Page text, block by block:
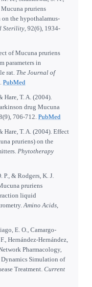
Mucuna pruriens
the hypothalamus-
Sterility , 92(6), 1934-
of Mucuna pruriens
parameters in
rat. The Journal of
PubMed
Hare, T. A. (2004).
drug Mucuna
706-712. PubMed
Hare, T. A. (2004). Effect
pruriens) on the
Phytotherapy
& Rodgers, K. J.
pruriens
liquid
Amino Acids
E. O., Camargo-
Hernández-Hernández,
Pharmacology,
Simulation of
Treatment. Current